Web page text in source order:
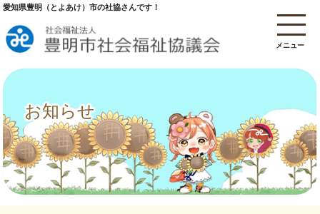
メニュー
愛知県豊明（とよあけ）市の社協さんです！
お知らせ